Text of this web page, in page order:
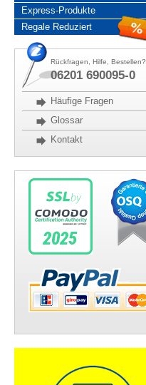
Express-Produkte
Regale Reduziert
Rückfragen, Hilfe, Bestellen?
06201 690095-0
Häufige Fragen
Glossar
Kontakt